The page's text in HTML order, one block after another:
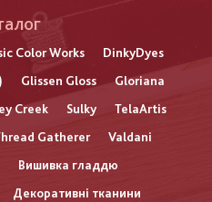
Color Works
DinkyDyes
Glissen Gloss
Gloriana
Creek Sulky
TelaArtis
Gatherer
Valdani
Вишивка гладдю
Декоративні тканини